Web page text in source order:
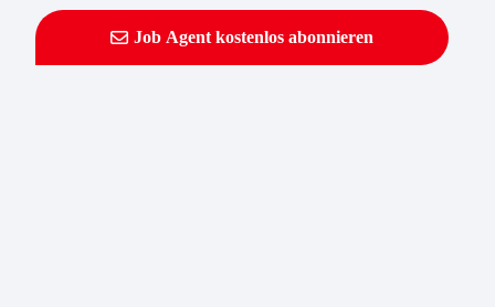
Job Agent kostenlos abonnieren